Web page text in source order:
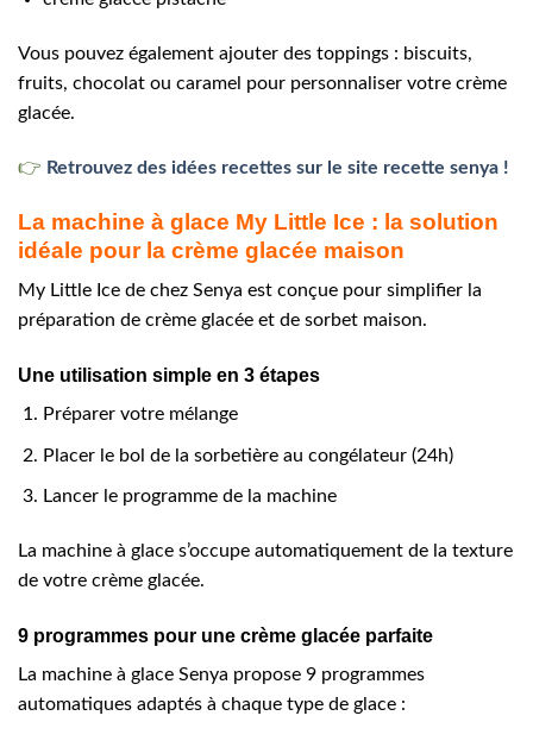
Vous pouvez également ajouter des toppings : biscuits,
fruits, chocolat ou caramel pour personnaliser votre crème
glacée.
👉 Retrouvez des idées recettes sur le site recette senya !
La machine à glace My Little Ice : la solution
idéale pour la crème glacée maison
My Little Ice de chez Senya est conçue pour simplifier la
préparation de crème glacée et de sorbet maison.
Une utilisation simple en 3 étapes
Préparer votre mélange
Placer le bol de la sorbetière au congélateur (24h)
Lancer le programme de la machine
La machine à glace s’occupe automatiquement de la texture
de votre crème glacée.
9 programmes pour une crème glacée parfaite
La machine à glace Senya propose 9 programmes
automatiques adaptés à chaque type de glace :